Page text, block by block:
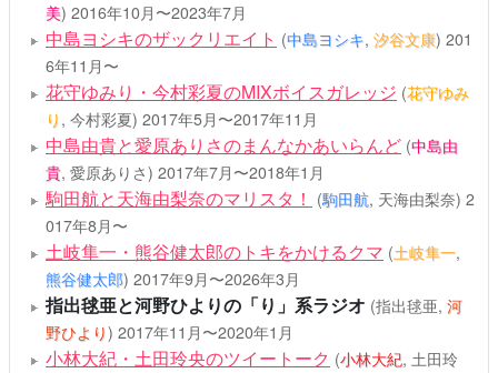
美) 2016年10月〜2023年7月
中島ヨシキのザックリエイト (中島ヨシキ, 汐谷文康) 201
6年11月〜
花守ゆみり・今村彩夏のMIXボイスガレッジ (花守ゆみ
り , 今村彩夏) 2017年5月〜2017年11月
中島由貴と愛原ありさのまんなかあいらんど (中島由
貴, 愛原ありさ) 2017年7月〜2018年1月
駒田航と天海由梨奈のマリスタ！ (駒田航, 天海由梨奈) 2
017年8月〜
土岐隼一・熊谷健太郎のトキをかけるクマ (土岐隼一,
熊谷健太郎) 2017年9月〜2026年3月
指出毬亜と河野ひよりの「り」系ラジオ (指出毬亜, 河
野ひより) 2017年11月〜2020年1月
小林大紀・土田玲央のツイートーク (小林大紀, 土田玲